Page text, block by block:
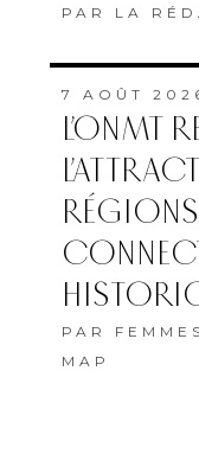
PAR LA
7 AOÛT
L’ONMT
PAR
MAP